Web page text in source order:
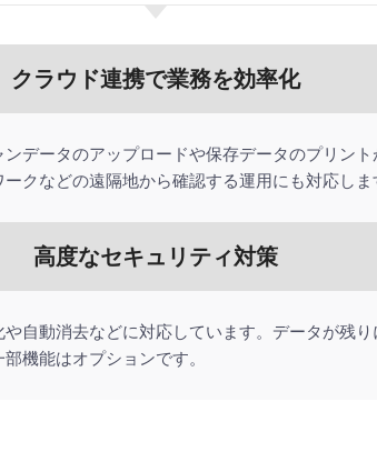
クラウド連携で業務を効率化
データのアップロードや保存データのプリン
クなどの遠隔地から確認する運用にも対応しま
高度なセキュリティ対策
自動消去などに対応しています。データが残
機能はオプションです。